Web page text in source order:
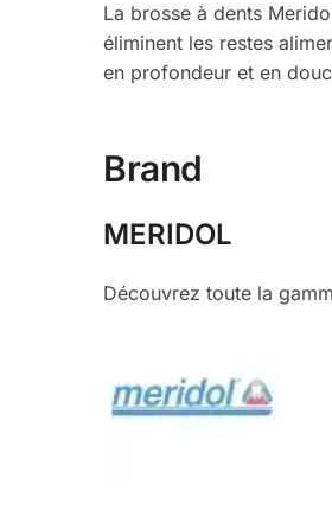
La brosse à dents
éliminent les restes
en profondeur et en
Brand
MERIDOL
Découvrez toute la